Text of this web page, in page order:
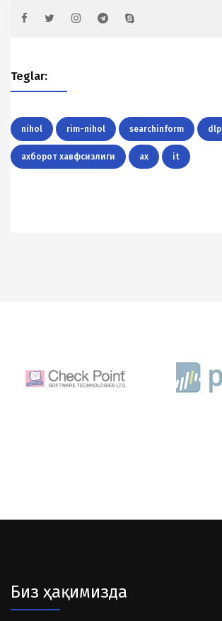
Teglar:
nihol rim-nihol searchinform dlp
аxборот xавфсизлиги ах it
Биз ҳақимизда